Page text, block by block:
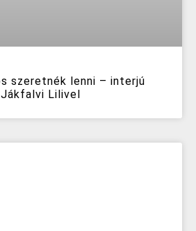
szeretnék lenni – interjú
Jákfalvi Lilivel